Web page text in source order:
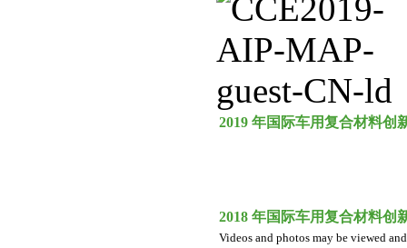
2019 年国际车用复合材料创
2018 年国际车用复合材料创
Videos and photos may be viewed